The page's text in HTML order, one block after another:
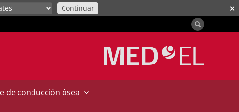
✕
Continuar
de conducción ósea
|